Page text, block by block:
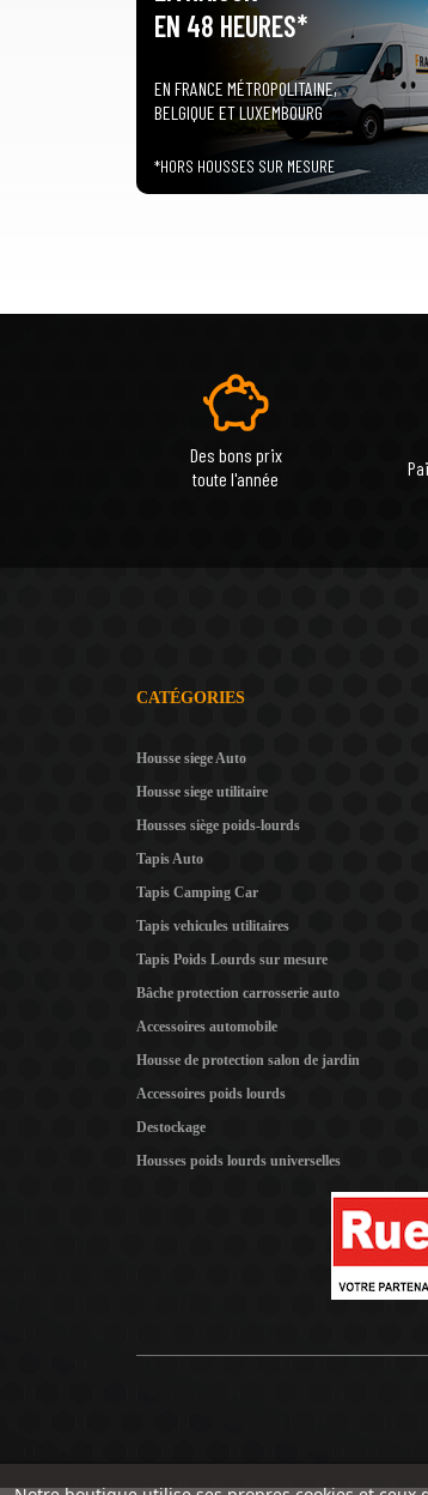
EN 48 HEURES*
EN FRANCE MÉTROPOLITAINE,
BELGIQUE ET LUXEMBOURG
*HORS HOUSSES SUR MESURE
Des bons prix
toute l'année
CATÉGORIES
Housse siege Auto
Housse siege utilitaire
Housses siège poids-lourds
Tapis Auto
Tapis Camping Car
Tapis vehicules utilitaires
Tapis Poids Lourds sur mesure
Bâche protection carrosserie auto
Accessoires automobile
Housse de protection salon de jardin
Accessoires poids lourds
Destockage
Housses poids lourds universelles